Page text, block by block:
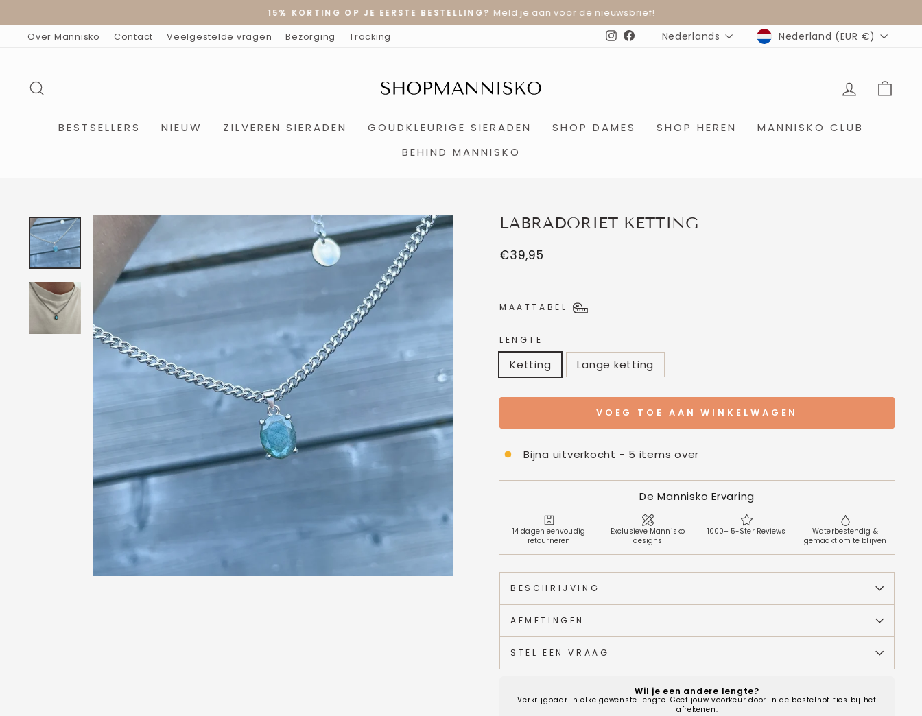
artikel
Diavoorstelling
15% KORTING OP JE EERSTE BESTELLING? Meld je aan voor de nieuwsbrief!
Over Mannisko Contact Veelgestelde vragen Bezorging Tracking Instagram
Facebook
TAAL
Nederlands MUNTEENHEID
Nederland (EUR €)
BESTSELLERS NIEUW ZILVEREN SIERADEN GOUDKLEURIGE SIERADEN SHOP DAMES SHOP HEREN
MANNISKO CLUB
BEHIND MANNISKO
LABRADORIET KETTING
Normale
€39,95
MAATTABEL
LENGTE
Ketting Lange ketting
VOEG TOE AAN WINKELWAGEN
Bijna uitverkocht - 5 items over
De Mannisko Ervaring
14 dagen eenvoudig
retourneren
Exclusieve Mannisko
designs
1000+ 5-Ster Reviews
Waterbestendig &
gemaakt om te blijven
BESCHRIJVING
AFMETINGEN
STEL EEN VRAAG
Wil je een andere lengte?
Verkrijgbaar in elke gewenste lengte. Geef jouw voorkeur door in de bestelnotities bij het
afrekenen.